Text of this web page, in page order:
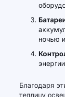
ночью
Благодаря
теплицу